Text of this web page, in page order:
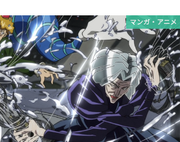
マンガ・アニメ